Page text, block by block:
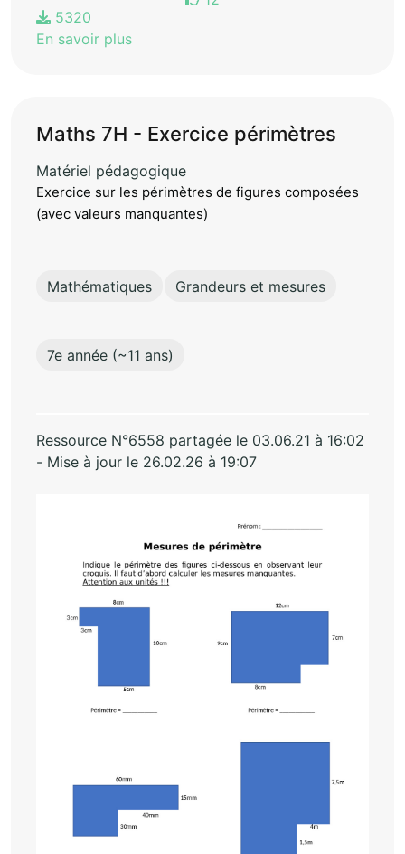
5320
En savoir plus
Maths 7H - Exercice périmètres
Matériel pédagogique
Exercice sur les périmètres de figures composées
(avec valeurs manquantes)
Mathématiques Grandeurs et mesures
7e année (~11 ans)
Ressource N°6558 partagée le 03.06.21 à 16:02
- Mise à jour le 26.02.26 à 19:07